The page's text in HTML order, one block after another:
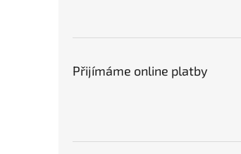
Přijímáme online platby